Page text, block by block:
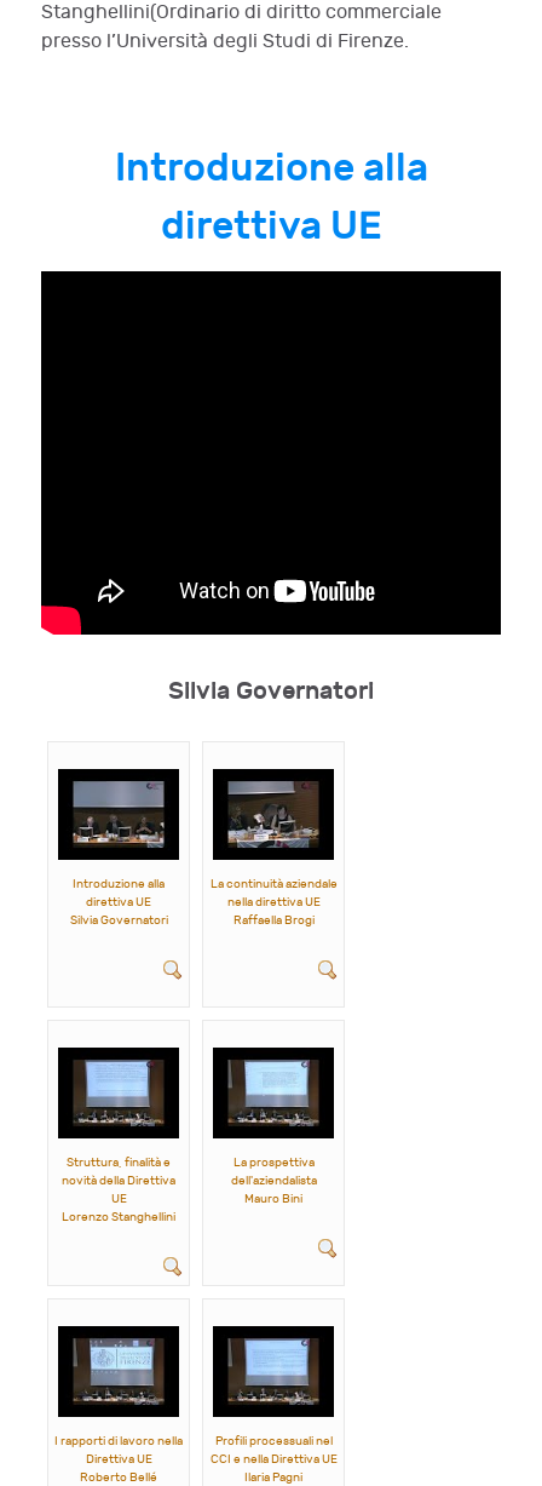
Stanghellini(Ordinario di diritto commerciale
presso l’Università degli Studi di Firenze.
Introduzione alla
direttiva UE
Silvia Governatori
Introduzione alla
direttiva UE
Silvia Governatori
La continuità aziendale
nella direttiva UE
Raffaella Brogi
Struttura, finalità e
novità della Direttiva
UE
Lorenzo Stanghellini
La prospettiva
dell'aziendalista
Mauro Bini
I rapporti di lavoro nella
Direttiva UE
Roberto Bellé
Profili processuali nel
CCI e nella Direttiva UE
Ilaria Pagni